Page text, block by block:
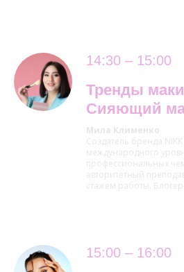
14:30 – 15:00
Тренды
Сияющий
Мила Клименко
Создатель бренда
международного
профессиональных
авторитетный
стажем работы.
15:00 – 16:00